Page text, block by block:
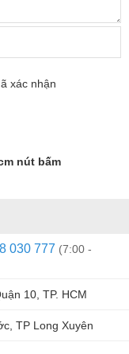
nút bấm
030 777 (7:00 -
10, TP. HCM
TP Long Xuyên